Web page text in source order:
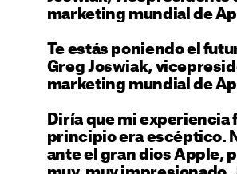
marketing mundial de
Te estás poniendo el
Greg Joswiak,
marketing mundial de
Diría que mi experiencia
principio era escéptico.
ante el gran dios Apple,